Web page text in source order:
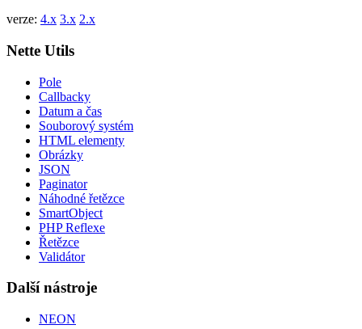
verze: 4.x 3.x 2.x
Nette Utils
Pole
Callbacky
Datum a čas
Souborový systém
HTML elementy
Obrázky
JSON
Paginator
Náhodné řetězce
SmartObject
PHP Reflexe
Řetězce
Validátor
Další nástroje
NEON